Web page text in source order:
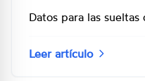
Datos para las
Leer artículo